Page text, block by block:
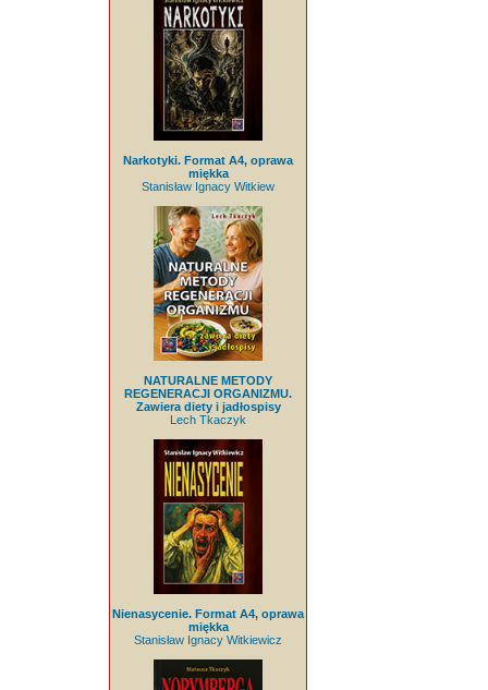
Narkotyki. Format A4, oprawa
miękka
Stanisław Ignacy Witkiew
NATURALNE METODY
REGENERACJI ORGANIZMU.
Zawiera diety i jadłospisy
Lech Tkaczyk
Nienasycenie. Format A4, oprawa
miękka
Stanisław Ignacy Witkiewicz